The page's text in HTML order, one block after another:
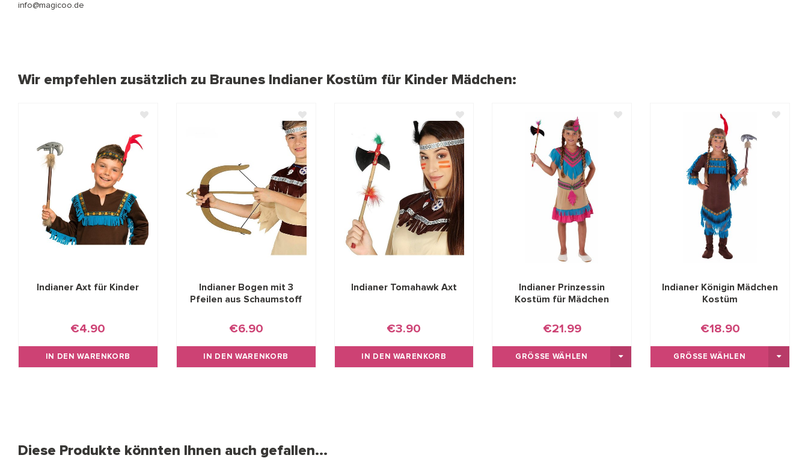
info@magicoo.de
Wir empfehlen zusätzlich zu Braunes Indianer Kostüm für Kinder Mädchen:
Indianer Axt für Kinder
€4.90
IN DEN WARENKORB
Indianer Bogen mit 3
Pfeilen aus Schaumstoff
€6.90
IN DEN WARENKORB
Indianer Tomahawk Axt
€3.90
IN DEN WARENKORB
Indianer Prinzessin
Kostüm für Mädchen
€21.99
GRÖSSE WÄHLEN
Indianer Königin Mädchen
Kostüm
€18.90
GRÖSSE WÄHLEN
Diese Produkte könnten Ihnen auch gefallen...